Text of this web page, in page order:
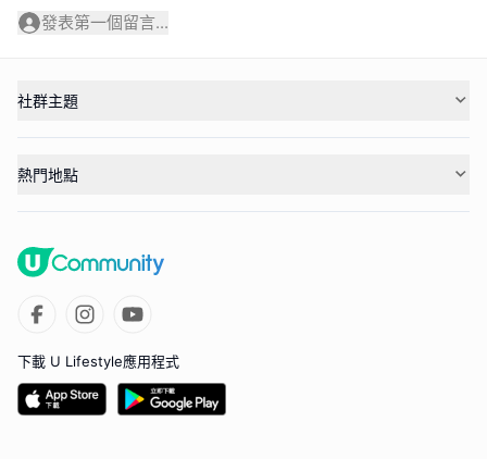
發表第一個留言...
社群主題
熱門地點
下載 U Lifestyle應用程式